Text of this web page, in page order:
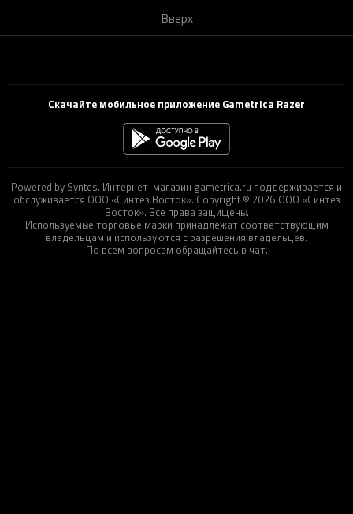
Вверх
Скачайте мобильное приложение Gametrica Razer
Powered by Syntes. Интернет-магазин gametrica.ru поддерживается и
обслуживается ООО «Синтез Восток». Copyright © 2026 ООО «Синтез
Восток». Все права защищены.
Используемые торговые марки принадлежат соответствующим
владельцам и используются с разрешения владельцев.
По всем вопросам обращайтесь в чат.